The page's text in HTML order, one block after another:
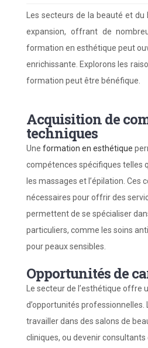
Les secteurs de la beauté et
expansion, offrant de
formation en esthétique peut
enrichissante. Explorons les
formation peut être bénéfique.
Acquisition de
techniques
Une formation en esthétique
compétences spécifiques telles
les massages et l’épilation. Ces
nécessaires pour offrir des
permettent de se spécialiser
particuliers, comme les soins
pour peaux sensibles.
Opportunités de
Le secteur de l’esthétique offre
d’opportunités
travailler dans des salons de
cliniques, ou devenir consultants